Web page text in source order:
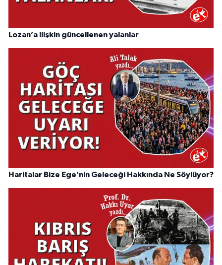
Lozan’a ilişkin güncellenen yalanlar
Haritalar Bize Ege’nin Geleceği Hakkında Ne Söylüyor?